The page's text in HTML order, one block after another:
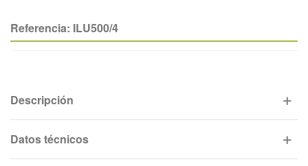
Referencia: ILU500/4
Descripción
Datos técnicos